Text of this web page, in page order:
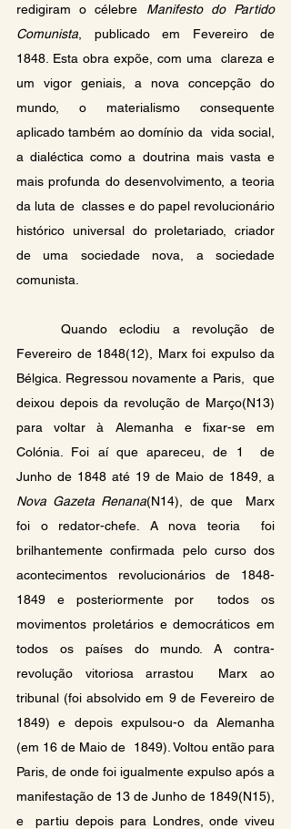
redigiram o célebre Manifesto do Partido
Comunista , publicado em Fevereiro de
1848. Esta obra expõe, com uma  clareza e
um vigor geniais, a nova concepção do
mundo, o materialismo consequente
aplicado também ao domínio da  vida social,
a dialéctica como a doutrina mais vasta e
mais profunda do desenvolvimento, a teoria
da luta de  classes e do papel revolucionário
histórico universal do proletariado, criador
de uma sociedade nova, a sociedade
comunista.
	Quando eclodiu a revolução de
Fevereiro de 1848(12), Marx foi expulso da
Bélgica. Regressou novamente a Paris,  que
deixou depois da revolução de Março(N13)
para voltar à Alemanha e fixar-se em
Colónia. Foi aí que apareceu, de 1  de
Nova Gazeta Renana(N14), de que  Marx
foi o redator-chefe. A nova teoria  foi
brilhantemente confirmada pelo curso dos
acontecimentos revolucionários de 1848-
1849 e posteriormente por  todos os
movimentos proletários e democráticos em
todos os países do mundo. A contra-
revolução vitoriosa arrastou  Marx ao
tribunal (foi absolvido em 9 de Fevereiro de
1849) e depois expulsou-o da Alemanha
(em 16 de Maio de  1849). Voltou então para
Paris, de onde foi igualmente expulso após a
manifestação de 13 de Junho de 1849(N15),
e  partiu depois para Londres, onde viveu